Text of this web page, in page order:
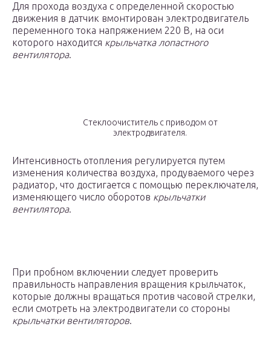
Для прохода воздуха с определенной скоростью
движения в датчик вмонтирован электродвигатель
переменного тока напряжением 220 В, на оси
которого находится крыльчатка лопастного
вентилятора.
Стеклоочиститель с приводом от
электродвигателя.
Интенсивность отопления регулируется путем
изменения количества воздуха, продуваемого через
радиатор, что достигается с помощью переключателя,
изменяющего число оборотов крыльчатки
вентилятора.
При пробном включении следует проверить
правильность направления вращения крыльчаток,
которые должны вращаться против часовой стрелки,
если смотреть на электродвигатели со стороны
крыльчатки вентиляторов.